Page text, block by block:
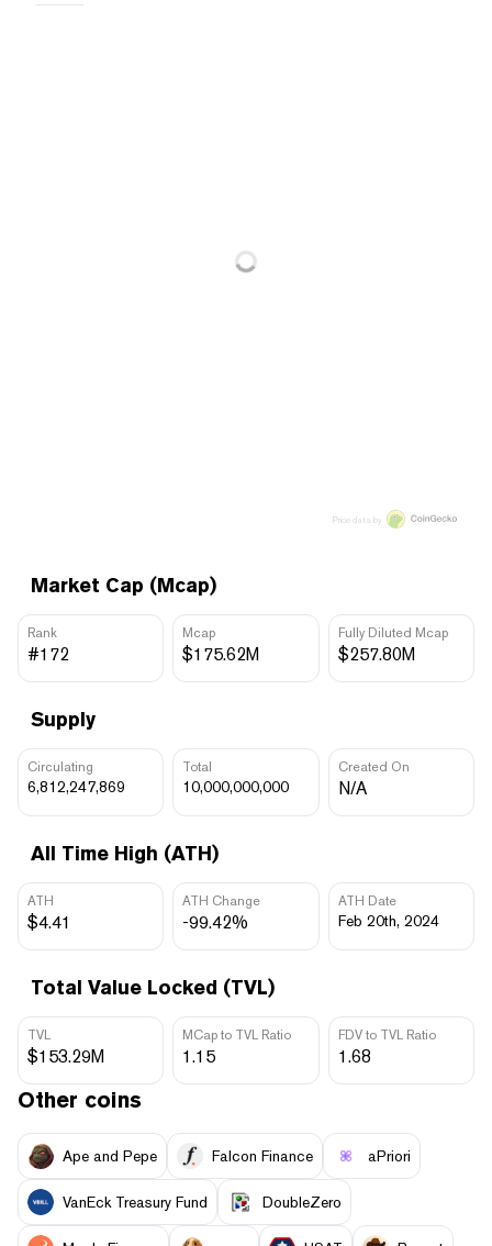
Market Cap (Mcap)
Rank
#172
Mcap
$175.62M
Fully Diluted Mcap
$257.80M
Supply
Circulating
6,812,247,869
Total
10,000,000,000
Created On
N/A
All Time High (ATH)
ATH
$4.41
ATH Change
-99.42%
ATH Date
Feb 20th, 2024
Total Value Locked (TVL)
TVL
$153.29M
MCap to TVL Ratio
1.15
FDV to TVL Ratio
1.68
Price data by
Other coins
Ape and Pepe Falcon Finance aPriori
VanEck Treasury Fund DoubleZero